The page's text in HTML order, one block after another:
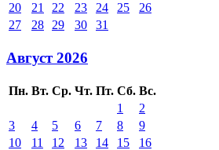
20
21 22 23 24 25
26
27
28 29 30 31
Август 2026
Пн. Вт. Ср. Чт. Пт. Сб. Вс.
1
2
3
4 5 6 7 8
9
10
11 12 13 14 15
16